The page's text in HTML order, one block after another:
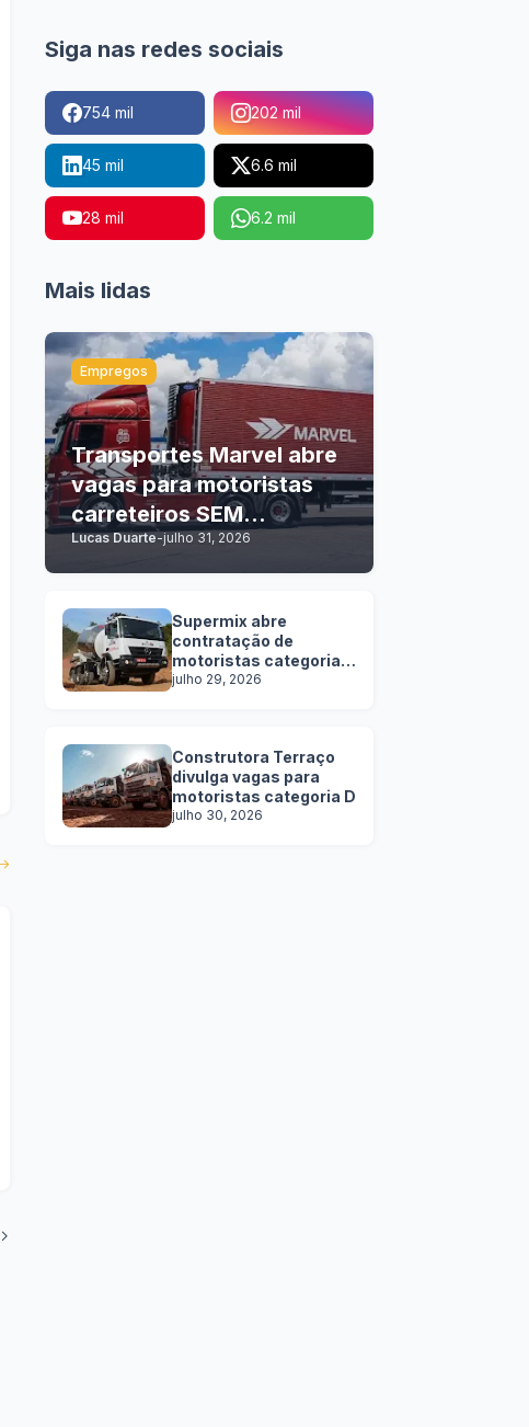
Siga nas redes sociais
754 mil 202 mil
45 mil 6.6 mil
28 mil 6.2 mil
Mais lidas
Empregos
Transportes Marvel abre
vagas para motoristas
carreteiros SEM
EXPERIÊNCIA
Lucas Duarte-julho 31, 2026
Supermix abre
contratação de
motoristas categoria
C, D e E
julho 29, 2026
Construtora Terraço
divulga vagas para
motoristas categoria D
julho 30, 2026